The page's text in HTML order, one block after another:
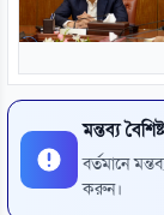
মন্তব্য
বর্তমানে
করুন।